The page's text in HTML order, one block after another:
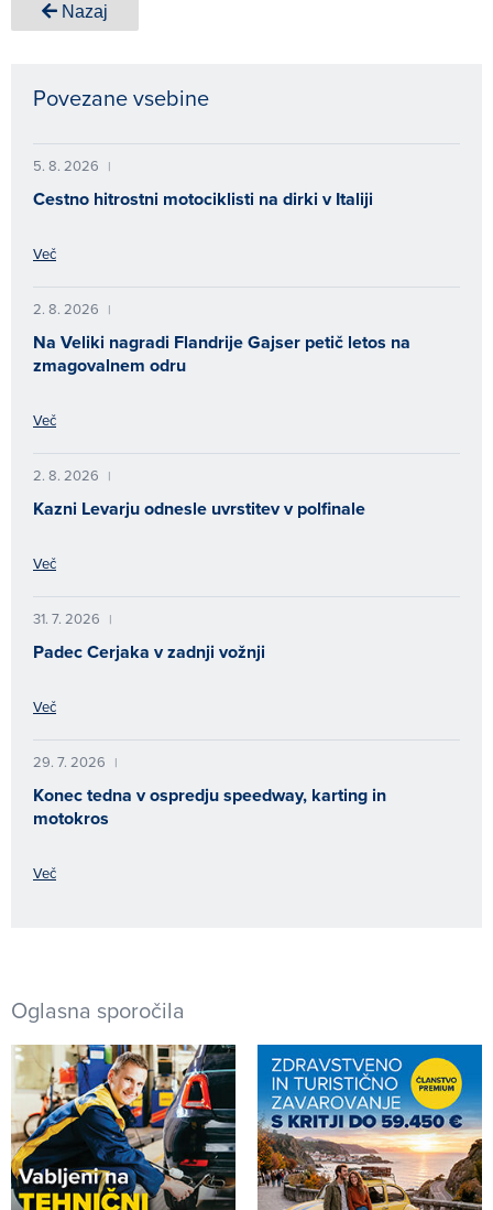
Nazaj
Povezane vsebine
5. 8. 2026 |
Cestno hitrostni motociklisti na dirki v Italiji
Več
2. 8. 2026 |
Na Veliki nagradi Flandrije Gajser petič letos na
zmagovalnem odru
Več
2. 8. 2026 |
Kazni Levarju odnesle uvrstitev v polfinale
Več
31. 7. 2026 |
Padec Cerjaka v zadnji vožnji
Več
29. 7. 2026 |
Konec tedna v ospredju speedway, karting in
motokros
Več
Oglasna sporočila